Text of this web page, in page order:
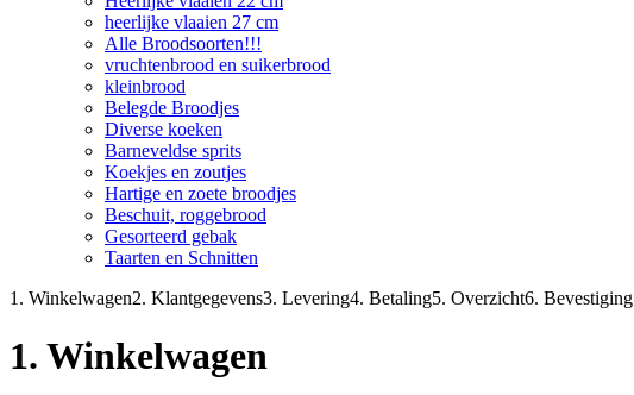
heerlijke vlaaien 27 cm
Alle Broodsoorten!!!
vruchtenbrood en suikerbrood
kleinbrood
Belegde Broodjes
Diverse koeken
Barneveldse sprits
Koekjes en zoutjes
Hartige en zoete broodjes
Beschuit, roggebrood
Gesorteerd gebak
Taarten en Schnitten
1. Winkelwagen2. Klantgegevens3. Levering4. Betaling5. Overzicht6. Bevestiging
1. Winkelwagen